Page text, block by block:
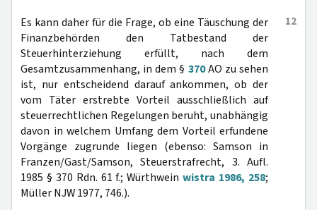
12
Es kann daher für die Frage, ob eine Täuschung der
Finanzbehörden den Tatbestand der
Steuerhinterziehung erfüllt, nach dem
Gesamtzusammenhang, in dem § 370AO zu sehen
ist, nur entscheidend darauf ankommen, ob der
vom Täter erstrebte Vorteil ausschließlich auf
steuerrechtlichen Regelungen beruht, unabhängig
davon in welchem Umfang dem Vorteil erfundene
Vorgänge zugrunde liegen (ebenso: Samson in
Franzen/Gast/Samson, Steuerstrafrecht, 3. Aufl.
1985 § 370 Rdn. 61 f.; Würthweinwistra 1986, 258;
Müller NJW 1977, 746.).